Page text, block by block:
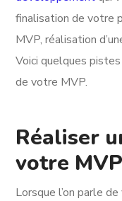
finalisation de votre
MVP, réalisation
Voici quelques
de votre MVP.
Réaliser
votre
Lorsque l’on parle